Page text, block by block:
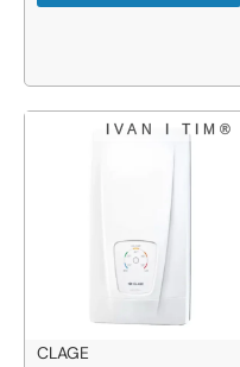
CLAGE